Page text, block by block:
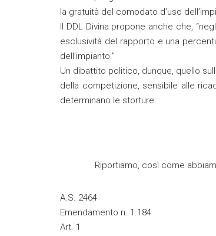
la gratuità del comodato d’uso
Il DDL Divina propone anche che,
esclusività del rapporto e una
dell’impianto.”
Un dibattito politico, dunque, quello
della competizione, sensibile alle
determinano le storture.
Riportiamo, così come
A.S. 2464
Emendamento n. 1.184
Art. 1